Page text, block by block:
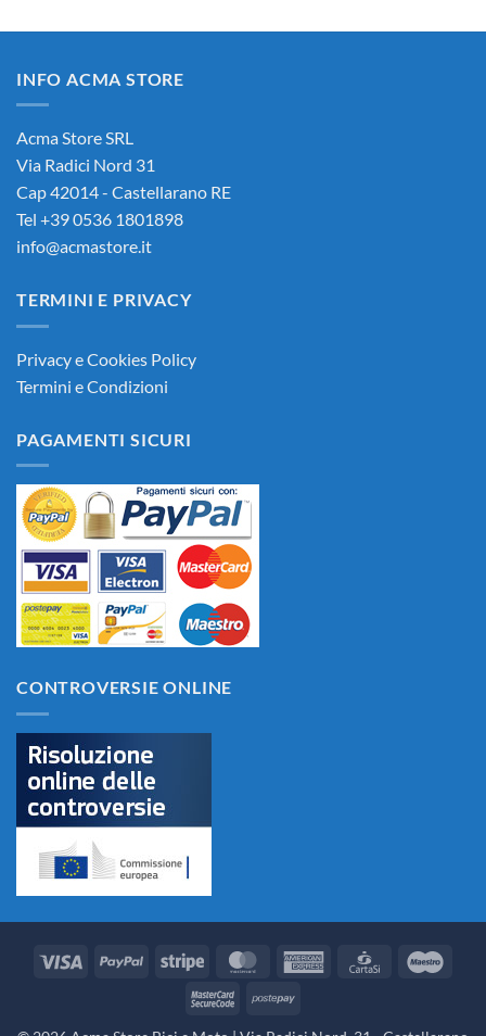
originale
90,00€.
attuale
INFO ACMA STORE
Acma Store SRL
Via Radici Nord 31
Cap 42014 - Castellarano RE
Tel +39 0536 1801898
info@acmastore.it
TERMINI E PRIVACY
Privacy e Cookies Policy
Termini e Condizioni
PAGAMENTI SICURI
CONTROVERSIE ONLINE
Visa PayPal Stripe MasterCardAmerican
CartaSi
MasterCardPostepay